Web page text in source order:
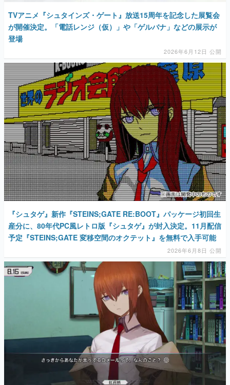
TVアニメ『シュタインズ・ゲート』放送15周年を記念した展覧会
が開催決定。「電話レンジ（仮）」や「ゲルバナ」などの展示が
登場
2026年6月12日 公開
『シュタゲ』新作『STEINS;GATE RE:BOOT』パッケージ初回生
産分に、80年代PC風レトロ版『シュタゲ』が封入決定。11月配信
予定『STEINS;GATE 変移空間のオクテット』を無料で入手可能
2026年6月8日 公開